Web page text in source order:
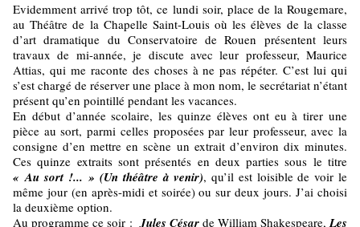
Evidemment arrivé trop tôt, ce lundi soir, place de la Rougemare,
au Théâtre de la Chapelle Saint-Louis où les élèves de la classe
d’art dramatique du Conservatoire de Rouen présentent leurs
travaux de mi-année, je discute avec leur professeur, Maurice
Attias, qui me raconte des choses à ne pas répéter. C’est lui qui
s’est chargé de réserver une place à mon nom, le secrétariat n’étant
présent qu’en pointillé pendant les vacances.
En début d’année scolaire, les quinze élèves ont eu à tirer une
pièce au sort, parmi celles proposées par leur professeur, avec la
consigne d’en mettre en scène un extrait d’environ dix minutes.
Ces quinze extraits sont présentés en deux parties sous le titre
« Au sort !... » (Un théâtre à venir), qu’il est loisible de voir le
même jour (en après-midi et soirée) ou sur deux jours. J’ai choisi
la deuxième option.
Au programme ce soir :Jules César de William Shakespeare,Les